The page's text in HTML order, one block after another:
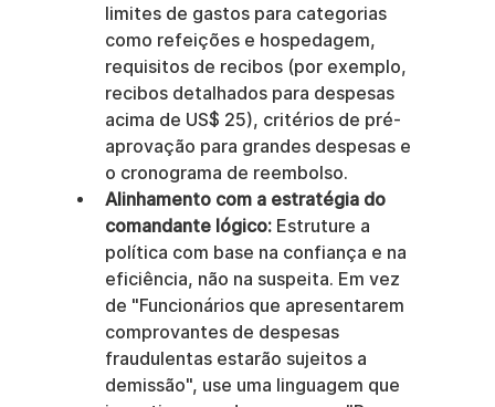
limites de gastos para categorias
como refeições e hospedagem,
requisitos de recibos (por exemplo,
recibos detalhados para despesas
acima de US$ 25), critérios de pré-
aprovação para grandes despesas e
o cronograma de reembolso.
Alinhamento com a estratégia do
comandante lógico: Estruture a
política com base na confiança e na
eficiência, não na suspeita. Em vez
de "Funcionários que apresentarem
comprovantes de despesas
fraudulentas estarão sujeitos a
demissão", use uma linguagem que